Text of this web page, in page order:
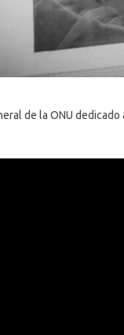
de la ONU